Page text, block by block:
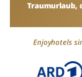
Traumurlaub,
Enjoyhotels